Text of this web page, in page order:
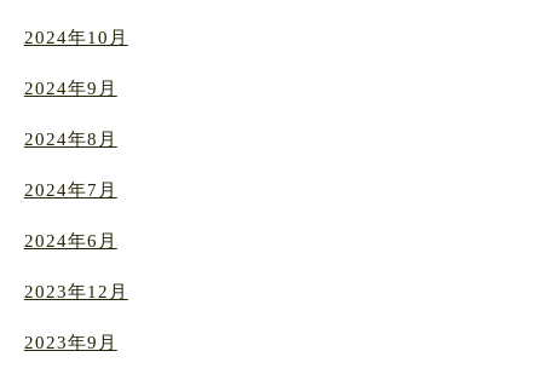
2024年10月
2024年9月
2024年8月
2024年7月
2024年6月
2023年12月
2023年9月